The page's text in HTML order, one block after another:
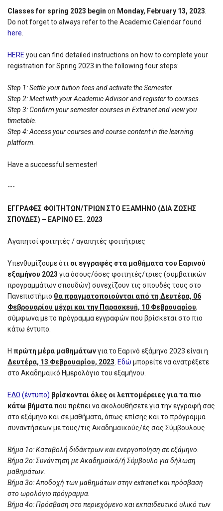
Classes for spring 2023 begin on Monday, February 13, 2023
Do not forget to always refer to the Academic Calendar found
here
HERE you can find detailed instructions on how to complete your
registration for Spring 2023 in the following four steps:
Step 1: Settle your tuition fees and activate the Semester.
Step 2: Meet with your Academic Advisor and register to courses.
Step 3: Confirm your semester courses in Extranet and view you
timetable.
Step 4: Access your courses and course content in the learning
platform.
Have a successful semester!
---
ΕΓΓΡΑΦΕΣ ΦΟΙΤΗΤΩΝ/ΤΡΙΩΝ ΣΤΟ ΕΞΑΜΗΝΟ (ΔΙΑ ΖΩΣΗΣ
ΣΠΟΥΔΕΣ) – ΕΑΡΙΝΟ ΕΞ. 2023
Αγαπητοί φοιτητές / αγαπητές φοιτήτριες
Υπενθυμίζουμε ότι οι εγγραφές στα μαθήματα του Εαρινού
εξαμήνου 2023 για όσους/όσες φοιτητές/τριες (συμβατικών
προγραμμάτων σπουδών) συνεχίζουν τις σπουδές τους στο
Πανεπιστήμιο θα πραγματοποιούνται από τη Δευτέρα, 06
Φεβρουαρίου μέχρι και την Παρασκευή, 10 Φεβρουαρίου,
σύμφωνα με το πρόγραμμα εγγραφών που βρίσκεται στο πιο
κάτω έντυπο.
Η πρώτη μέρα μαθημάτωνγια το Εαρινό εξάμηνο 2023 είναι η
Δευτέρα, 13 Φεβρουαρίου, 2023 Εδώ μπορείτε να ανατρέξετε
στο Ακαδημαϊκό Ημερολόγιο του εξαμήνου.
ΕΔΩ (έντυπο) βρίσκονται όλες οι λεπτομέρειες για τα πιο
κάτω βήματαπου πρέπει να ακολουθήσετε για την εγγραφή σας
στο εξάμηνο και σε μαθήματα, όπως επίσης και το πρόγραμμα
συναντήσεων με τους/τις Ακαδημαϊκούς/ές σας Σύμβουλους.
Βήμα 1ο: Καταβολή διδάκτρων και ενεργοποίηση σε εξάμηνο.
Βήμα 2ο: Συνάντηση με Ακαδημαϊκό/ή Σύμβουλο για δήλωση
μαθημάτων.
Βήμα 3ο: Αποδοχή των μαθημάτων στην extranet και πρόσβαση
στο ωρολόγιο πρόγραμμα.
Βήμα 4ο: Πρόσβαση στο περιεχόμενο και εκπαιδευτικό υλικό των